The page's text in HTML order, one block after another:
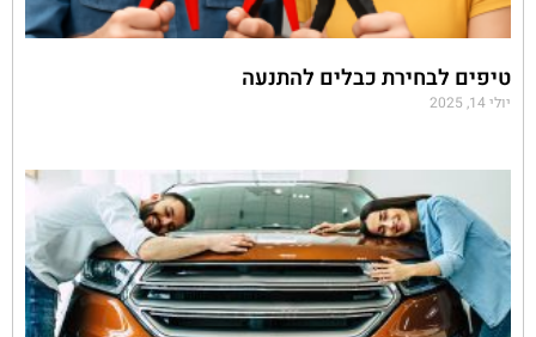
טיפים לבחירת כבלים להתנעה
יולי 14, 2025